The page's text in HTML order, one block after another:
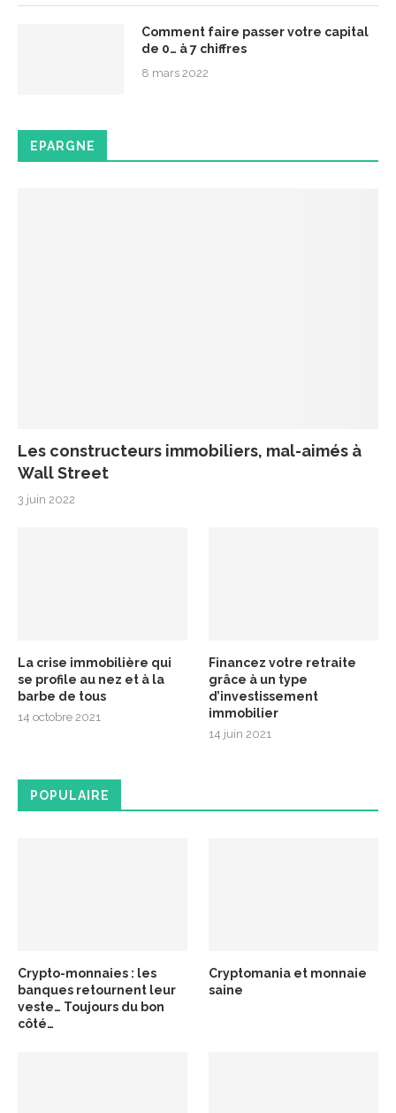
Comment faire passer votre capital
de 0… à 7 chiffres
8 mars 2022
EPARGNE
Les constructeurs immobiliers, mal-aimés à
Wall Street
3 juin 2022
La crise immobilière qui
se profile au nez et à la
barbe de tous
14 octobre 2021
Financez votre retraite
grâce à un type
d’investissement
immobilier
14 juin 2021
POPULAIRE
Crypto-monnaies : les
banques retournent leur
veste… Toujours du bon
côté…
Cryptomania et monnaie
saine